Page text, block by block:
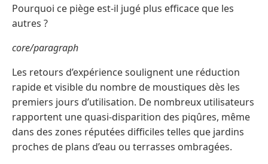
Pourquoi ce piège est-il jugé plus efficace que les
autres ?
core/paragraph
Les retours d’expérience soulignent une réduction
rapide et visible du nombre de moustiques dès les
premiers jours d’utilisation. De nombreux utilisateurs
rapportent une quasi-disparition des piqûres, même
dans des zones réputées difficiles telles que jardins
proches de plans d’eau ou terrasses ombragées.